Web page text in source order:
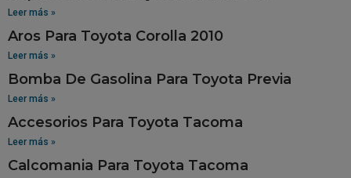
Leer más »
Aros Para Toyota Corolla 2010
Leer más »
Bomba De Gasolina Para Toyota Previa
Leer más »
Accesorios Para Toyota Tacoma
Leer más »
Calcomania Para Toyota Tacoma